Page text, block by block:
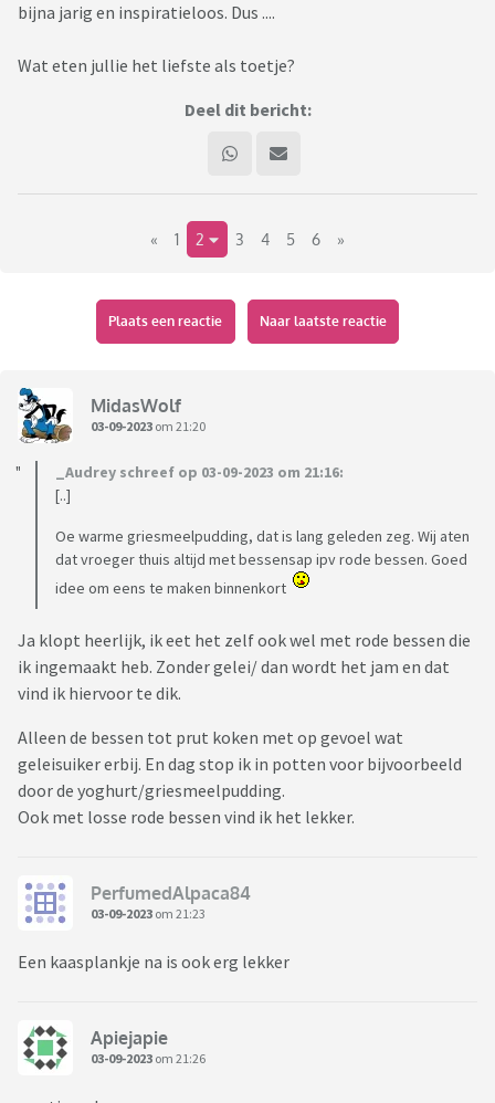
bijna jarig en inspiratieloos. Dus ....
Wat eten jullie het liefste als toetje?
Deel dit bericht:
« 1 2 3 4 5 6 »
Plaats een reactie Naar laatste reactie
MidasWolf
03-09-2023 om 21:20
_Audrey schreef op 03-09-2023 om 21:16:
[..]
Oe warme griesmeelpudding, dat is lang geleden zeg. Wij aten
dat vroeger thuis altijd met bessensap ipv rode bessen. Goed
idee om eens te maken binnenkort
Ja klopt heerlijk, ik eet het zelf ook wel met rode bessen die
ik ingemaakt heb. Zonder gelei/ dan wordt het jam en dat
vind ik hiervoor te dik.
Alleen de bessen tot prut koken met op gevoel wat
geleisuiker erbij. En dag stop ik in potten voor bijvoorbeeld
door de yoghurt/griesmeelpudding.
Ook met losse rode bessen vind ik het lekker.
PerfumedAlpaca84
03-09-2023 om 21:23
Een kaasplankje na is ook erg lekker
Apiejapie
03-09-2023 om 21:26